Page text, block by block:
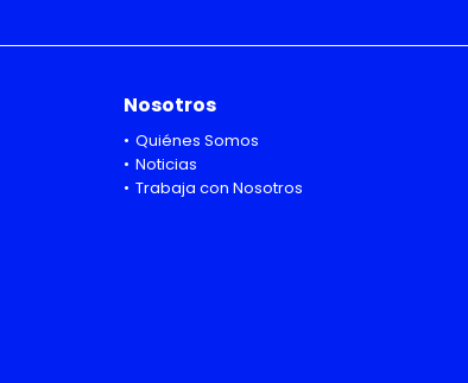
Nosotros
Quiénes Somos
Noticias
Trabaja con Nosotros